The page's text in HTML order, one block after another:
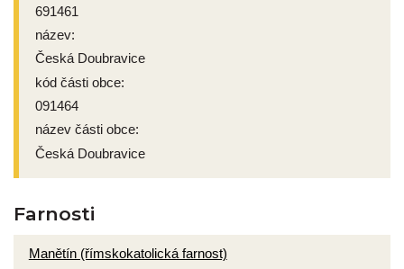
691461
název:
Česká Doubravice
kód části obce:
091464
název části obce:
Česká Doubravice
Farnosti
Manětín (římskokatolická farnost)